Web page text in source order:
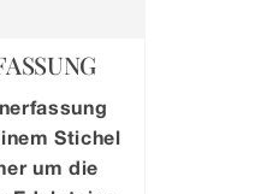
Stichel
um die